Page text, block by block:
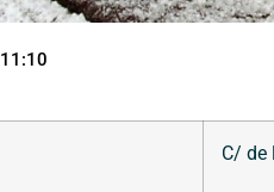
11:10
C/ de